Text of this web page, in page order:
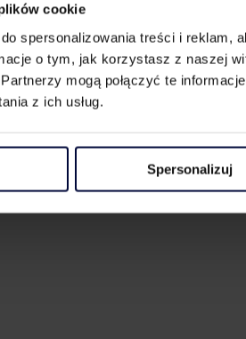
cookie
spersonalizowania treści i reklam,
o tym, jak korzystasz z naszej
mogą połączyć te
z ich usług.
Spersonalizuj
finansowania dłużnego i inne nowe